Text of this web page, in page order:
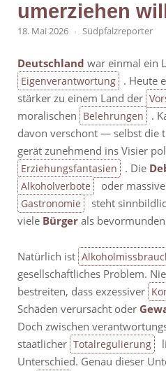
umerziehen will
18. Mai 2026 Südpfalzreporter
Deutschland war einmal ein
Eigenverantwortung
. Heute
stärker zu einem Land der
moralischen Belehrungen
.
davon verschont — selbst die
gerät zunehmend ins Visier
Erziehungsfantasien . Die
Alkoholverbote oder
Gastronomie
steht
viele Bürger als
Natürlich ist
gesellschaftliches Problem.
bestreiten, dass exzessiver
Schäden verursacht oder
Doch zwischen
staatlicher Totalregulierung
Unterschied. Genau dieser